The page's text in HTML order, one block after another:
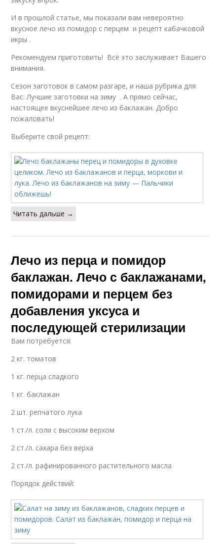
И в прошлой статье, мы показали вам невероятно
вкусное лечо из помидор с перцем и рецепт кабачковой
икры .
Рекомендуем приготовить! Всё это заслуживает Вашего
внимания.
Сезон заготовок в самом разгаре, и наша рубрика для
Вас: Лучшие заготовки на зиму . А прямо сейчас,
настоящее вкуснейшее лечо из баклажан. Добро
пожаловать!
Выберите свой рецепт:
Читать дальше →
Лечо из перца и помидор
баклажан. Лечо с баклажанами,
помидорами и перцем без
добавления уксуса и
последующей стерилизации
Вам потребуется:
2 кг. томатов
1 кг. перца сладкого
1 кг. баклажан
2 шт. репчатого лука
1 ст./л. соли с высоким верхом
2 ст./л. сахара без верха
2 ст./л. рафинированного растительного масла
Порядок действий: